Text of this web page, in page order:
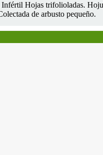
Infértil Hojas trifolioladas.
de arbusto pequeño.